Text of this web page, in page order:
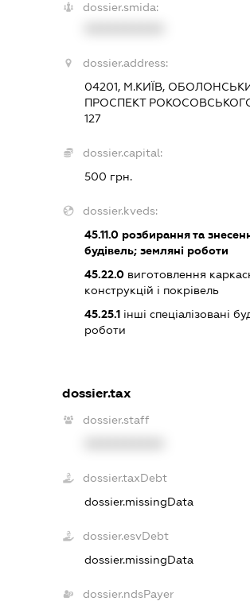
dossier.smida:
dossier.address:
04201, М.КИЇВ,
ПРОСПЕКТ
127
dossier.capital:
500 грн.
dossier.kveds:
45.11.0розбирання та
будівель; земляні роботи
45.22.0виготовлення
конструкцій і покрівель
45.25.1інші спеціалізовані
роботи
dossier.tax
dossier.staff
dossier.taxDebt
dossier.missingData
dossier.esvDebt
dossier.missingData
dossier.ndsPayer